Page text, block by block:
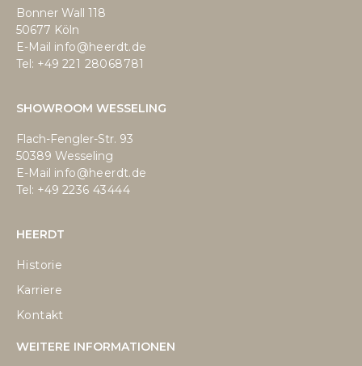
Bonner Wall 118
50677 Köln
E-Mail info@heerdt.de
Tel: +49 221 28068781
SHOWROOM WESSELING
Flach-Fengler-Str. 93
50389 Wesseling
E-Mail info@heerdt.de
Tel: +49 2236 43444
HEERDT
Historie
Karriere
Kontakt
WEITERE INFORMATIONEN